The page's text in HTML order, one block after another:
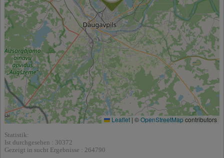
Leaflet | ©OpenStreetMapcontributors
Statistik:
Ist durchgesehen : 30372
Gezeigt in sucht Ergebnisse : 264790